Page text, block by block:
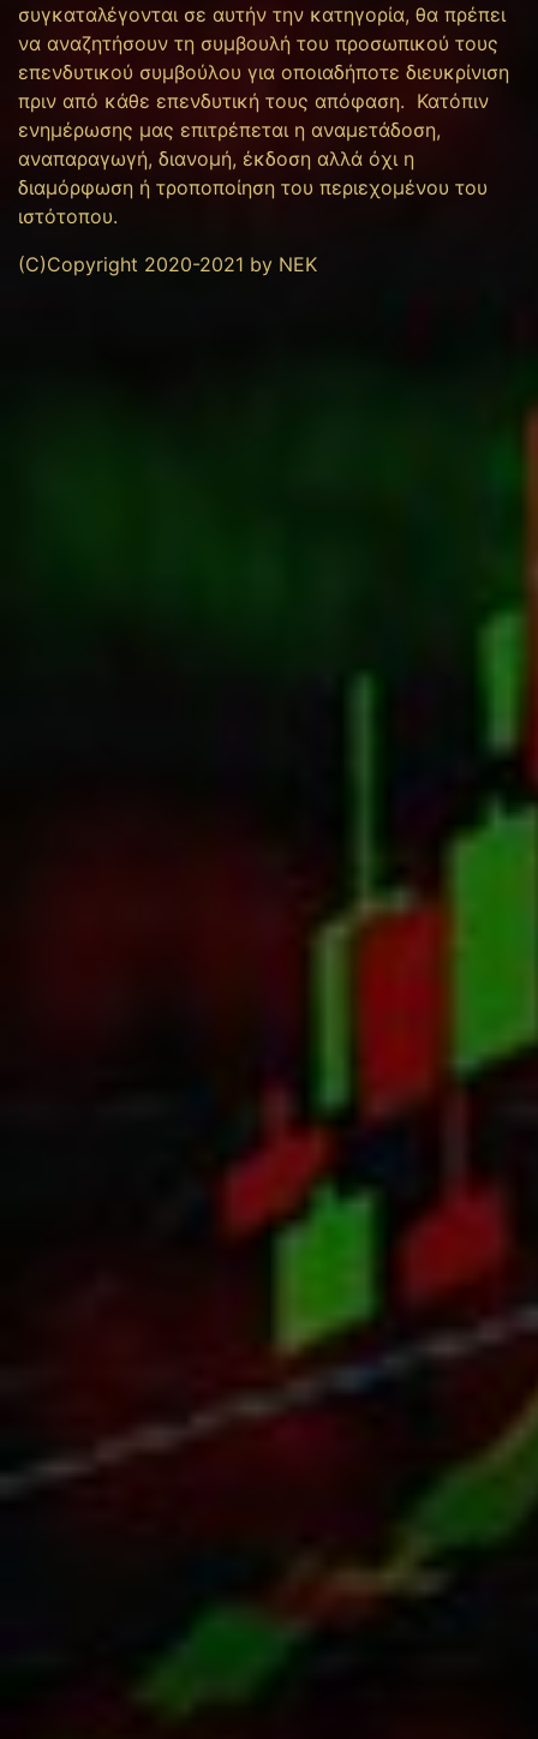
συγκαταλέγονται σε αυτήν την κατηγορία, θα πρέπει
να αναζητήσουν τη συμβουλή του προσωπικού τους
επενδυτικού συμβούλου για οποιαδήποτε διευκρίνιση
πριν από κάθε επενδυτική τους απόφαση. Κατόπιν
ενημέρωσης μας επιτρέπεται η αναμετάδοση,
αναπαραγωγή, διανομή, έκδοση αλλά όχι η
διαμόρφωση ή τροποποίηση του περιεχομένου του
ιστότοπου.
(C)Copyright 2020-2021 by NEK